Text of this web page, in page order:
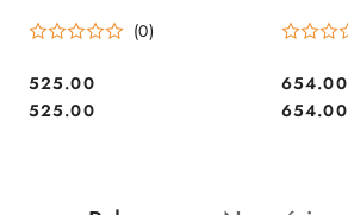
(0)
Cena:
525.00
Cena:
525.00
Cena:
654.00
Cena:
654.00